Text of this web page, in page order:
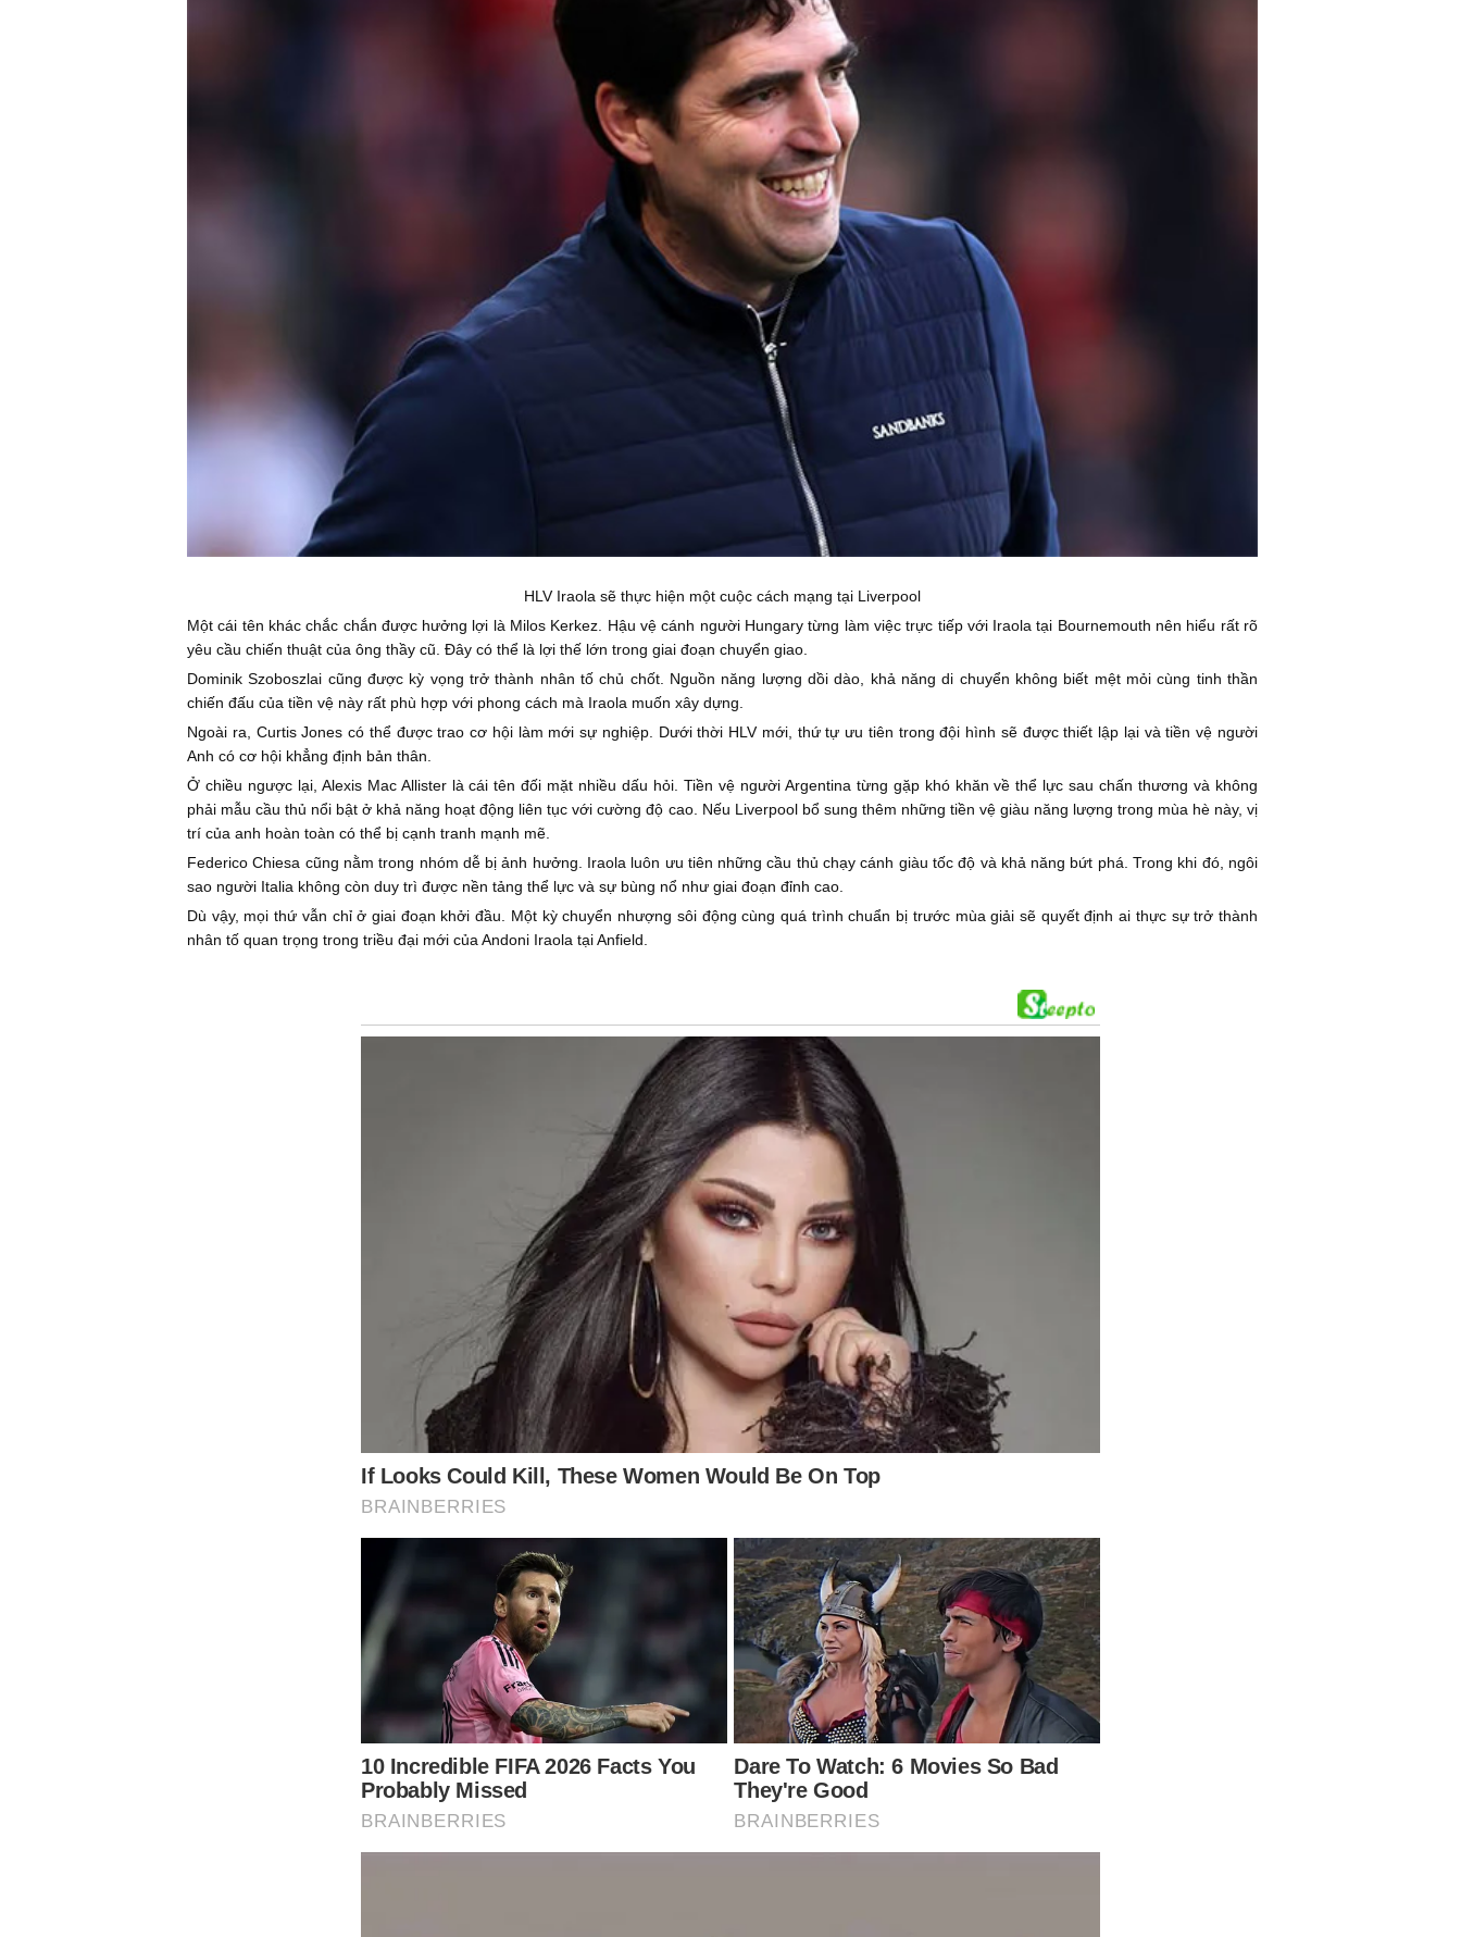
HLV Iraola sẽ thực hiện một cuộc cách mạng tại Liverpool
Một cái tên khác chắc chắn được hưởng lợi là Milos Kerkez. Hậu vệ cánh người Hungary từng làm việc trực tiếp với Iraola tại Bournemouth nên hiểu rất rõ
yêu cầu chiến thuật của ông thầy cũ. Đây có thể là lợi thế lớn trong giai đoạn chuyển giao.
Dominik Szoboszlai cũng được kỳ vọng trở thành nhân tố chủ chốt. Nguồn năng lượng dồi dào, khả năng di chuyển không biết mệt mỏi cùng tinh thần
chiến đấu của tiền vệ này rất phù hợp với phong cách mà Iraola muốn xây dựng.
Ngoài ra, Curtis Jones có thể được trao cơ hội làm mới sự nghiệp. Dưới thời HLV mới, thứ tự ưu tiên trong đội hình sẽ được thiết lập lại và tiền vệ người
Anh có cơ hội khẳng định bản thân.
Ở chiều ngược lại, Alexis Mac Allister là cái tên đối mặt nhiều dấu hỏi. Tiền vệ người Argentina từng gặp khó khăn về thể lực sau chấn thương và không
phải mẫu cầu thủ nổi bật ở khả năng hoạt động liên tục với cường độ cao. Nếu Liverpool bổ sung thêm những tiền vệ giàu năng lượng trong mùa hè này, vị
trí của anh hoàn toàn có thể bị cạnh tranh mạnh mẽ.
Federico Chiesa cũng nằm trong nhóm dễ bị ảnh hưởng. Iraola luôn ưu tiên những cầu thủ chạy cánh giàu tốc độ và khả năng bứt phá. Trong khi đó, ngôi
sao người Italia không còn duy trì được nền tảng thể lực và sự bùng nổ như giai đoạn đỉnh cao.
Dù vậy, mọi thứ vẫn chỉ ở giai đoạn khởi đầu. Một kỳ chuyển nhượng sôi động cùng quá trình chuẩn bị trước mùa giải sẽ quyết định ai thực sự trở thành
nhân tố quan trọng trong triều đại mới của Andoni Iraola tại Anfield.